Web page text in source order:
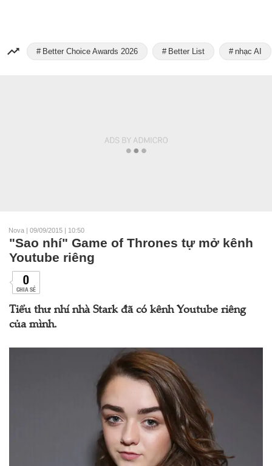
Better Choice Awards 2026 Better List nhạc AI
Nova | 09/09/2015 | 10:50
"Sao nhí" Game of Thrones tự mở kênh
Youtube riêng
0
CHIA SẺ
Tiểu thư nhí nhà Stark đã có kênh Youtube riêng
của mình.